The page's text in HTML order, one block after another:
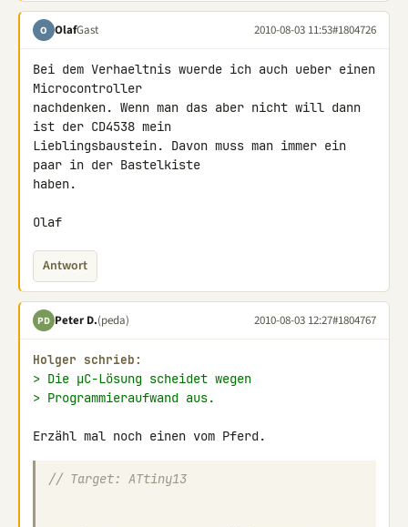
O OlafGast 2010-08-03 11:53#1804726
Bei dem Verhaeltnis wuerde ich auch ueber einen
Microcontroller
nachdenken. Wenn man das aber nicht will dann
ist der CD4538 mein
Lieblingsbaustein. Davon muss man immer ein
paar in der Bastelkiste
haben.
Olaf
Antwort
PD Peter D.(peda) 2010-08-03 12:27#1804767
Holger schrieb:
> Die µC-Lösung scheidet wegen
> Programmieraufwand aus.
Erzähl mal noch einen vom Pferd.
// Target: ATtiny13